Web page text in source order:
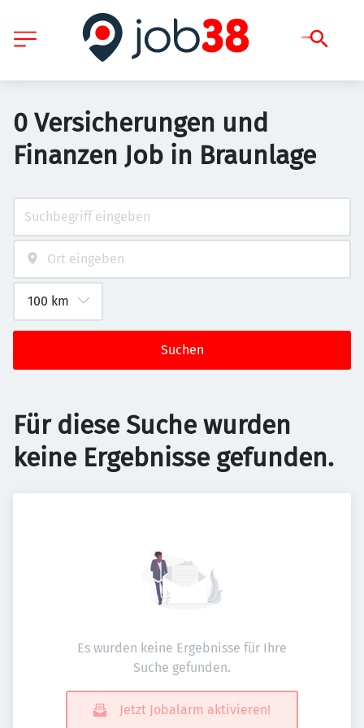
0 Versicherungen und
Finanzen Job in Braunlage
Suchen
Für diese Suche wurden
keine Ergebnisse gefunden.
Es wurden keine Ergebnisse für Ihre
Suche gefunden.
Jetzt Jobalarm aktivieren!